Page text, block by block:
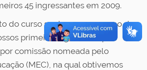
45 ingressantes em 2009.
do curso se deu em 2013, ano de
primeiros egressos, após
comissão nomeada pelo
(MEC), na qual obtivemos